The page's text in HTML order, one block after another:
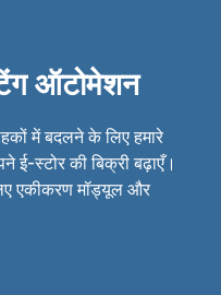
ऑटोमेशन
में बदलने के लिए हमारे
ई-स्टोर की बिक्री बढ़ाएँ।
एकीकरण मॉड्यूल और